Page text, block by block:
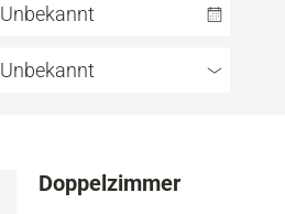
Unbekannt
Unbekannt
Doppelzimmer